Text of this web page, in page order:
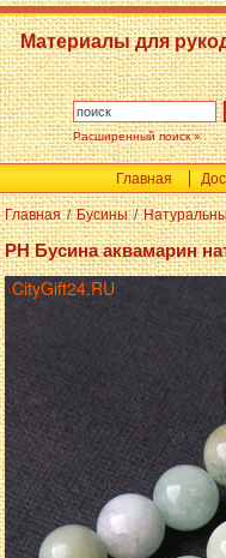
Материалы для
Расширенный поиск »
Главная
Главная / Бусины /
PH Бусина аквамарин